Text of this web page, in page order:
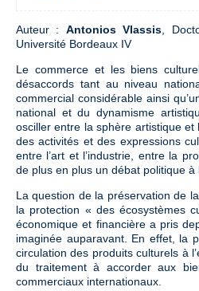
Auteur : Antonios Vlassis,
Université Bordeaux IV
Le commerce et les biens
désaccords tant au niveau
commercial considérable ainsi
national et du dynamisme
osciller entre la sphère artistique
des activités et des expressions
entre l’art et l’industrie, entre la
de plus en plus un débat politique
La question de la préservation de
la protection « des écosystèmes
économique et financière a pris
imaginée auparavant. En effet, la
circulation des produits culturels à
du traitement à accorder aux
commerciaux internationaux.